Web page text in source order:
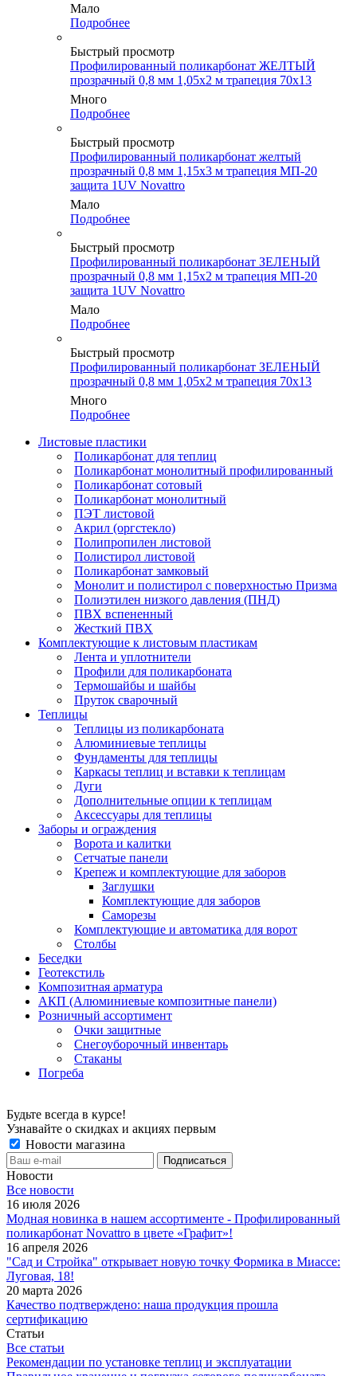
Мало
Подробнее
Быстрый просмотр
Профилированный поликарбонат ЖЕЛТЫЙ
прозрачный 0,8 мм 1,05х2 м трапеция 70х13
Много
Подробнее
Быстрый просмотр
Профилированный поликарбонат желтый
прозрачный 0,8 мм 1,15х3 м трапеция МП-20
защита 1UV Novattro
Мало
Подробнее
Быстрый просмотр
Профилированный поликарбонат ЗЕЛЕНЫЙ
прозрачный 0,8 мм 1,15х2 м трапеция МП-20
защита 1UV Novattro
Мало
Подробнее
Быстрый просмотр
Профилированный поликарбонат ЗЕЛЕНЫЙ
прозрачный 0,8 мм 1,05х2 м трапеция 70х13
Много
Подробнее
Листовые пластики
Поликарбонат для теплиц
Поликарбонат монолитный профилированный
Поликарбонат сотовый
Поликарбонат монолитный
ПЭТ листовой
Акрил (оргстекло)
Полипропилен листовой
Полистирол листовой
Поликарбонат замковый
Монолит и полистирол с поверхностью Призма
Полиэтилен низкого давления (ПНД)
ПВХ вспененный
Жесткий ПВХ
Комплектующие к листовым пластикам
Лента и уплотнители
Профили для поликарбоната
Термошайбы и шайбы
Пруток сварочный
Теплицы
Теплицы из поликарбоната
Алюминиевые теплицы
Фундаменты для теплицы
Каркасы теплиц и вставки к теплицам
Дуги
Дополнительные опции к теплицам
Аксессуары для теплицы
Заборы и ограждения
Ворота и калитки
Сетчатые панели
Крепеж и комплектующие для заборов
Заглушки
Комплектующие для заборов
Саморезы
Комплектующие и автоматика для ворот
Столбы
Беседки
Геотекстиль
Композитная арматура
АКП (Алюминиевые композитные панели)
Розничный ассортимент
Очки защитные
Снегоуборочный инвентарь
Стаканы
Погреба
Будьте всегда в курсе!
Узнавайте о скидках и акциях первым
Новости магазина
Новости
Все новости
16 июля 2026
Модная новинка в нашем ассортименте - Профилированный
поликарбонат Novattro в цвете «Графит»!
16 апреля 2026
"Сад и Стройка" открывает новую точку Формика в Миассе:
Луговая, 18!
20 марта 2026
Качество подтверждено: наша продукция прошла
сертификацию
Статьи
Все статьи
Рекомендации по установке теплиц и эксплуатации